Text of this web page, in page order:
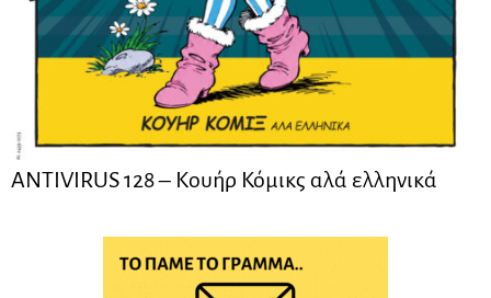
ANTIVIRUS 128 – Kουήρ Κόμικς αλά ελληνικά